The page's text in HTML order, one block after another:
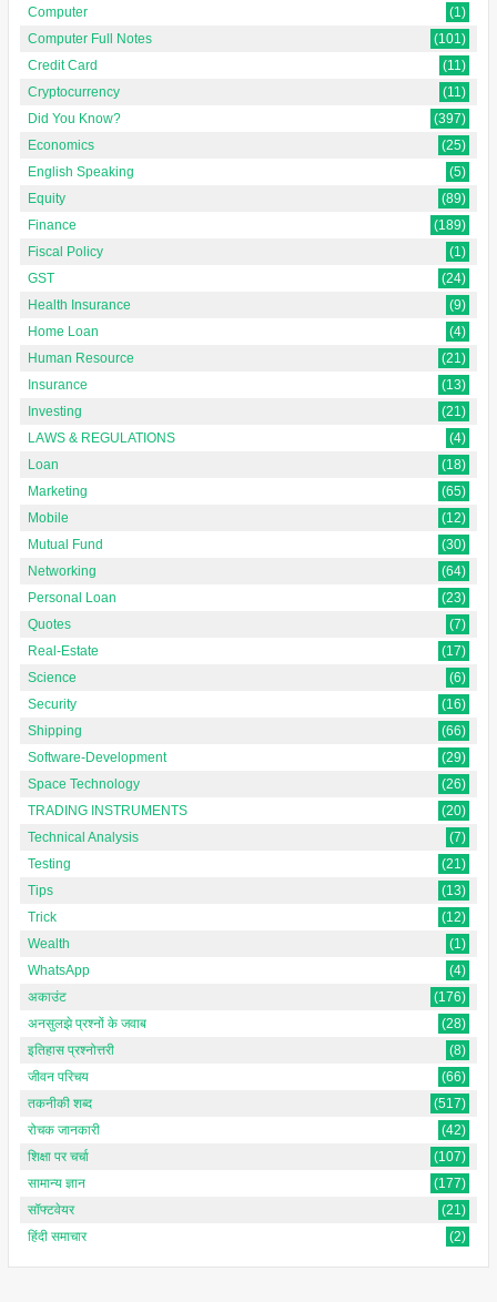
Computer
(1)
Computer Full Notes
(101)
Credit Card
(11)
Cryptocurrency
(11)
Did You Know?
(397)
Economics
(25)
English Speaking
(5)
Equity
(89)
Finance
(189)
Fiscal Policy
(1)
GST
(24)
Health Insurance
(9)
Home Loan
(4)
Human Resource
(21)
Insurance
(13)
Investing
(21)
LAWS & REGULATIONS
(4)
Loan
(18)
Marketing
(65)
Mobile
(12)
Mutual Fund
(30)
Networking
(64)
Personal Loan
(23)
Quotes
(7)
Real-Estate
(17)
Science
(6)
Security
(16)
Shipping
(66)
Software-Development
(29)
Space Technology
(26)
TRADING INSTRUMENTS
(20)
Technical Analysis
(7)
Testing
(21)
Tips
(13)
Trick
(12)
Wealth
(1)
WhatsApp
(4)
अकाउंट
(176)
अनसुलझे प्रश्नों के जवाब
(28)
इतिहास प्रश्नोत्तरी
(8)
जीवन परिचय
(66)
तकनीकी शब्द
(517)
रोचक जानकारी
(42)
शिक्षा पर चर्चा
(107)
सामान्य ज्ञान
(177)
सॉफ्टवेयर
(21)
हिंदी समाचार
(2)